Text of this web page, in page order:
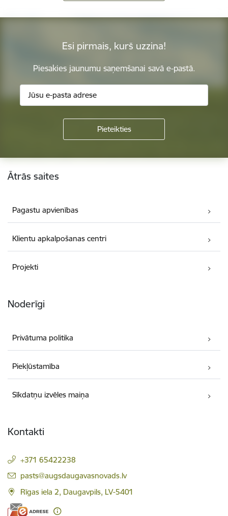
Esi pirmais, kurš uzzina!
Piesakies jaunumu saņemšanai savā e-pastā.
Kājene
Ātrās saites
Pagastu apvienības
Klientu apkalpošanas centri
Projekti
Noderīgi
Privātuma politika
Piekļūstamība
Sīkdatņu izvēles maiņa
Kontakti
+371 65422238
E-pasts:
pasts@augsdaugavasnovads.lv
Rīgas iela 2, Daugavpils, LV-5401